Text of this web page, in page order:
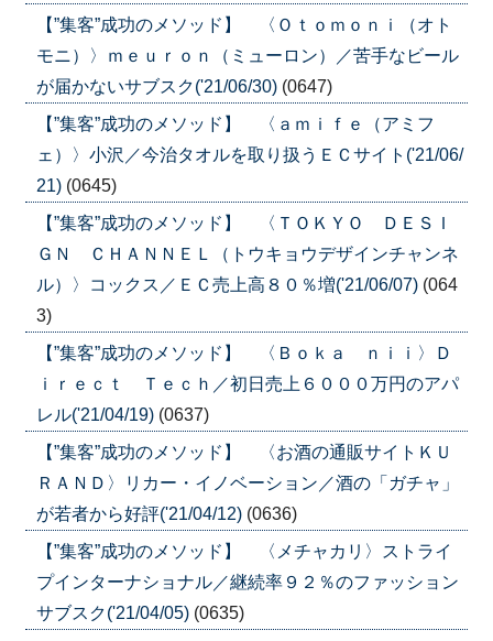
【”集客”成功のメソッド】 〈Ｏｔｏｍｏｎｉ（オト
モニ）〉ｍｅｕｒｏｎ（ミューロン）／苦手なビール
が届かないサブスク('21/06/30) (0647)
【”集客”成功のメソッド】 〈ａｍｉｆｅ（アミフ
ェ）〉小沢／今治タオルを取り扱うＥＣサイト('21/06/
21) (0645)
【”集客”成功のメソッド】 〈ＴＯＫＹＯ ＤＥＳＩ
ＧＮ ＣＨＡＮＮＥＬ（トウキョウデザインチャンネ
ル）〉コックス／ＥＣ売上高８０％増('21/06/07) (064
3)
【”集客”成功のメソッド】 〈Ｂｏｋａ ｎｉｉ〉Ｄ
ｉｒｅｃｔ Ｔｅｃｈ／初日売上６０００万円のアパ
レル('21/04/19) (0637)
【”集客”成功のメソッド】 〈お酒の通販サイトＫＵ
ＲＡＮＤ〉リカー・イノベーション／酒の「ガチャ」
が若者から好評('21/04/12) (0636)
【”集客”成功のメソッド】 〈メチャカリ〉ストライ
プインターナショナル／継続率９２％のファッション
サブスク('21/04/05) (0635)